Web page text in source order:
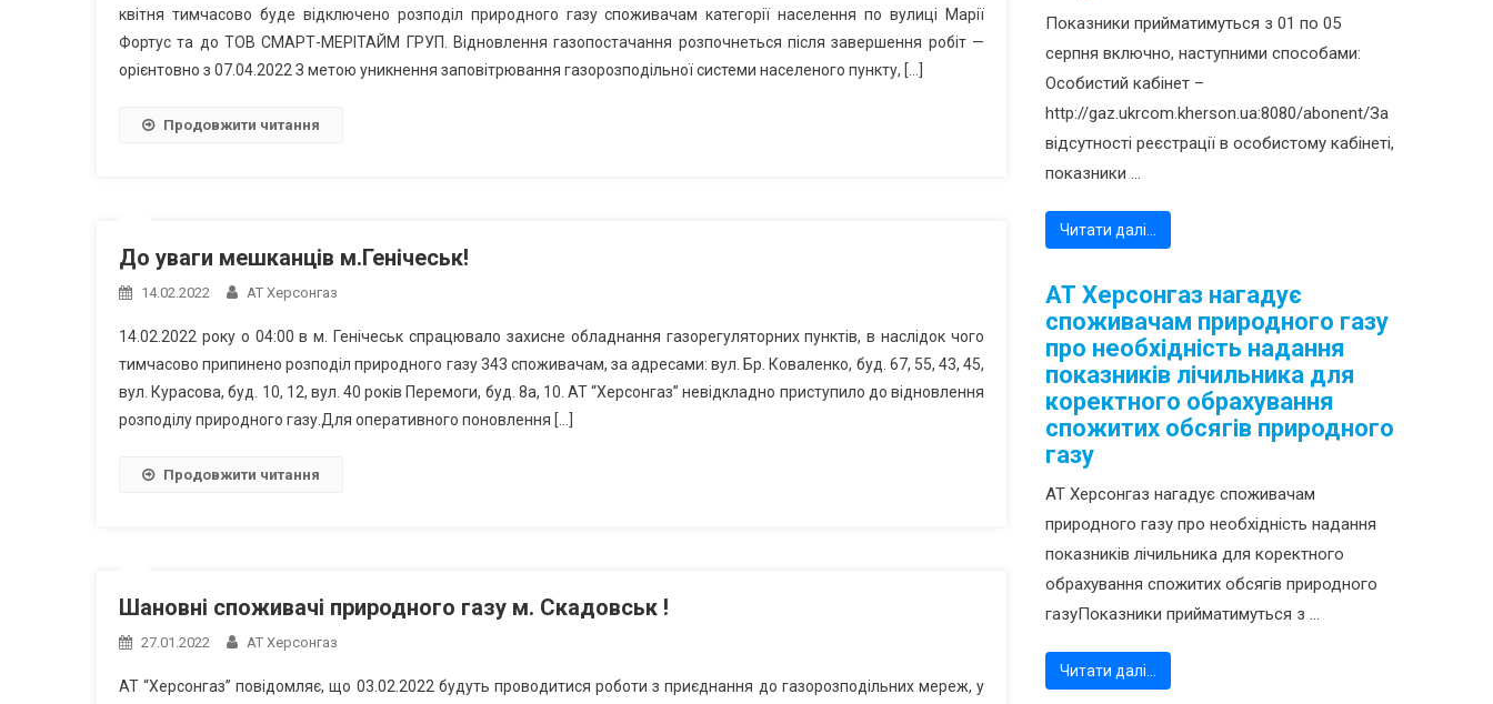
квітня тимчасово буде відключено розподіл природного газу споживачам категорії населення по вулиці Марії
Фортус та до ТОВ СМАРТ-МЕРІТАЙМ ГРУП. Відновлення газопостачання розпочнеться після завершення робіт —
орієнтовно з 07.04.2022 З метою уникнення заповітрювання газорозподільної системи населеного пункту, […]
Продовжити читання
До уваги мешканців м.Генічеськ!
14.02.2022 АТ Херсонгаз
14.02.2022 року о 04:00 в м. Генічеськ спрацювало захисне обладнання газорегуляторних пунктів, в наслідок чого
тимчасово припинено розподіл природного газу 343 споживачам, за адресами: вул. Бр. Коваленко, буд. 67, 55, 43, 45,
вул. Курасова, буд. 10, 12, вул. 40 років Перемоги, буд. 8а, 10. АТ “Херсонгаз” невідкладно приступило до відновлення
розподілу природного газу.Для оперативного поновлення […]
Продовжити читання
Шановні споживачі природного газу м. Скадовськ !
27.01.2022 АТ Херсонгаз
АТ “Херсонгаз” повідомляє, що 03.02.2022 будуть проводитися роботи з приєднання до газорозподільних мереж, у
Показники прийматимуться з 01 по 05
серпня включно, наступними способами:
Особистий кабінет –
http://gaz.ukrcom.kherson.ua:8080/abonent/За
відсутності реєстрації в особистому кабінеті,
показники ...
Читати далі…
АТ Херсонгаз нагадує
споживачам природного газу
про необхідність надання
показників лічильника для
коректного обрахування
спожитих обсягів природного
газу
АТ Херсонгаз нагадує споживачам
природного газу про необхідність надання
показників лічильника для коректного
обрахування спожитих обсягів природного
газуПоказники прийматимуться з ...
Читати далі…